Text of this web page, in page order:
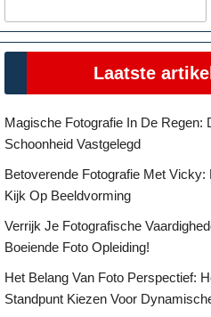
Laatste
Magische Fotografie In De Regen:
Schoonheid Vastgelegd
Betoverende Fotografie Met Vicky:
Kijk Op Beeldvorming
Verrijk Je Fotografische
Boeiende Foto Opleiding!
Het Belang Van Foto Perspectief:
Standpunt Kiezen Voor